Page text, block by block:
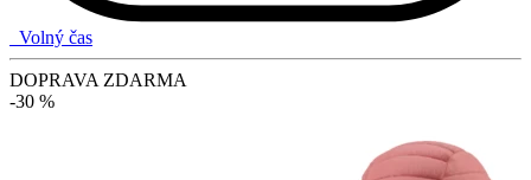
Volný čas
DOPRAVA ZDARMA
-30 %